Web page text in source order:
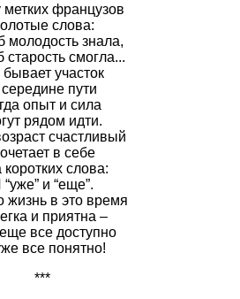
метких французов
слова:
молодость знала,
старость смогла...
участок
пути
опыт и сила
рядом идти.
счастливый
в себе
слова:
“уже” и “еще”.
жизнь в это время
и приятна –
все доступно
все понятно!
***